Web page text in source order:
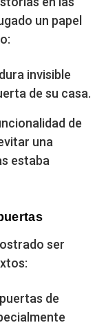
un papel
invisible
de su casa.
de
una
estaba
ser
de